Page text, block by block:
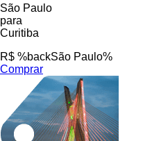
São Paulo
para
Curitiba
R$ %backSão Paulo%
Comprar